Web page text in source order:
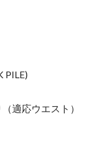
PILE)
適応ウエスト）